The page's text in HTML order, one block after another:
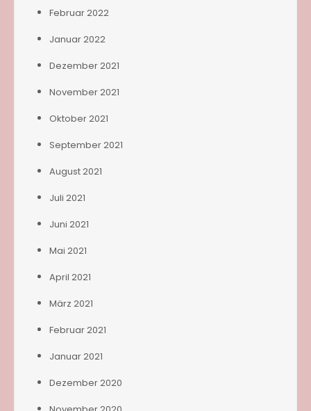
Februar 2022
Januar 2022
Dezember 2021
November 2021
Oktober 2021
September 2021
August 2021
Juli 2021
Juni 2021
Mai 2021
April 2021
März 2021
Februar 2021
Januar 2021
Dezember 2020